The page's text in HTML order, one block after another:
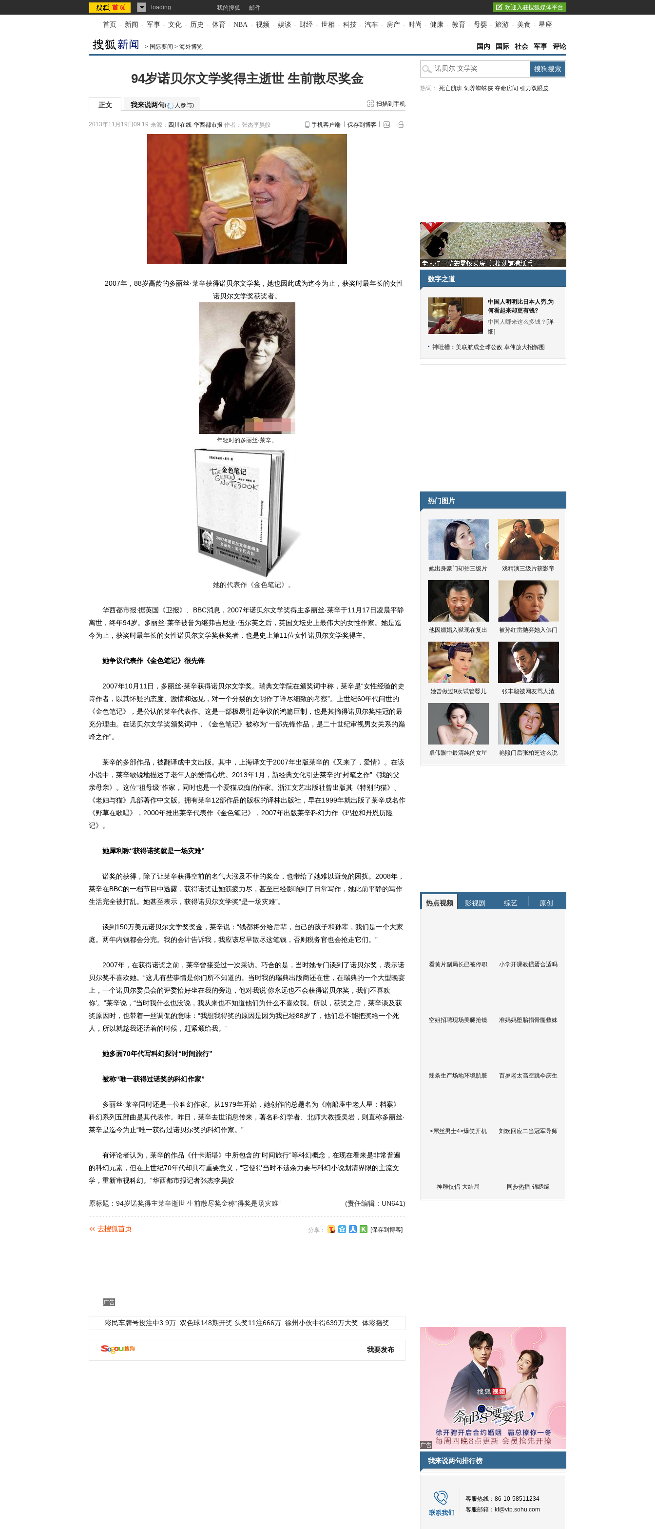
loading... 我的搜狐 邮件 欢迎入驻搜狐媒体平台
首页 - 新闻 - 军事 - 文化 - 历史 - 体育 - NBA - 视频 - 娱谈 - 财经 - 世相 - 科技 - 汽车 - 房产 - 时尚 - 健康 - 教育 - 母婴 - 旅游 - 美食 - 星座
> 国际要闻 > 海外博览 国内 国际 社会 军事 评论
94岁诺贝尔文学奖得主逝世 生前散尽奖金
正文 我来说两句( 人参与) 扫描到手机
2013年11月19日09:19 来源： 四川在线-华西都市报 作者：张杰李昊皎 手机客户端 保存到博客
2007年，88岁高龄的多丽丝·莱辛获得诺贝尔文学奖，她也因此成为迄今为止，获奖时最年长的女性
诺贝尔文学奖获奖者。
年轻时的多丽丝·莱辛。
她的代表作《金色笔记》。
华西都市报:据英国《卫报》、BBC消息，2007年诺贝尔文学奖得主多丽丝·莱辛于11月17日凌晨平静
离世，终年94岁。多丽丝·莱辛被誉为继弗吉尼亚·伍尔芙之后，英国文坛史上最伟大的女性作家。她是迄
今为止，获奖时最年长的女性诺贝尔文学奖获奖者，也是史上第11位女性诺贝尔文学奖得主。
她争议代表作《金色笔记》很先锋
2007年10月11日，多丽丝·莱辛获得诺贝尔文学奖。瑞典文学院在颁奖词中称，莱辛是“女性经验的史
诗作者，以其怀疑的态度、激情和远见，对一个分裂的文明作了详尽细致的考察”。上世纪60年代问世的
《金色笔记》，是公认的莱辛代表作。这是一部极易引起争议的鸿篇巨制，也是其摘得诺贝尔奖桂冠的最
充分理由。在诺贝尔文学奖颁奖词中，《金色笔记》被称为“一部先锋作品，是二十世纪审视男女关系的巅
峰之作”。
莱辛的多部作品，被翻译成中文出版。其中，上海译文于2007年出版莱辛的《又来了，爱情》。在该
小说中，莱辛敏锐地描述了老年人的爱情心境。2013年1月，新经典文化引进莱辛的“封笔之作”《我的父
亲母亲》。这位“祖母级”作家，同时也是一个爱猫成痴的作家。浙江文艺出版社曾出版其《特别的猫》、
《老妇与猫》几部著作中文版。拥有莱辛12部作品的版权的译林出版社，早在1999年就出版了莱辛成名作
《野草在歌唱》，2000年推出莱辛代表作《金色笔记》，2007年出版莱辛科幻力作《玛拉和丹恩历险
记》。
她犀利称“获得诺奖就是一场灾难”
诺奖的获得，除了让莱辛获得空前的名气大涨及不菲的奖金，也带给了她难以避免的困扰。2008年，
莱辛在BBC的一档节目中透露，获得诺奖让她筋疲力尽，甚至已经影响到了日常写作，她此前平静的写作
生活完全被打乱。她甚至表示，获得诺贝尔文学奖“是一场灾难”。
谈到150万美元诺贝尔文学奖奖金，莱辛说：“钱都将分给后辈，自己的孩子和孙辈，我们是一个大家
庭。两年内钱都会分完。我的会计告诉我，我应该尽早散尽这笔钱，否则税务官也会抢走它们。”
2007年，在获得诺奖之前，莱辛曾接受过一次采访。巧合的是，当时她专门谈到了诺贝尔奖，表示诺
贝尔奖不喜欢她。“这儿有些事情是你们所不知道的。当时我的瑞典出版商还在世，在瑞典的一个大型晚宴
上，一个诺贝尔委员会的评委恰好坐在我的旁边，他对我说‘你永远也不会获得诺贝尔奖，我们不喜欢
你’。”莱辛说，“当时我什么也没说，我从来也不知道他们为什么不喜欢我。所以，获奖之后，莱辛谈及获
奖原因时，也带着一丝调侃的意味：“我想我得奖的原因是因为我已经88岁了，他们总不能把奖给一个死
人，所以就趁我还活着的时候，赶紧颁给我。”
她多面70年代写科幻探讨“时间旅行”
被称“唯一获得过诺奖的科幻作家”
多丽丝·莱辛同时还是一位科幻作家。从1979年开始，她创作的总题名为《南船座中老人星：档案》
科幻系列五部曲是其代表作。昨日，莱辛去世消息传来，著名科幻学者、北师大教授吴岩，则直称多丽丝·
莱辛是迄今为止“唯一获得过诺贝尔奖的科幻作家。”
有评论者认为，莱辛的作品《什卡斯塔》中所包含的“时间旅行”等科幻概念，在现在看来是非常普遍
的科幻元素，但在上世纪70年代却具有重要意义，“它使得当时不遗余力要与科幻小说划清界限的主流文
学，重新审视科幻。”华西都市报记者张杰李昊皎
(责任编辑：UN641)
原标题：94岁诺奖得主莱辛逝世 生前散尽奖金称“得奖是场灾难”
分享： [保存到博客]
广告
彩民车牌号投注中3.9万 双色球148期开奖:头奖11注666万 徐州小伙中得639万大奖 体彩摇奖
我要发布
热词： 死亡航班 饲养蜘蛛侠 夺命房间 引力双眼皮
数字之道
中国人明明比日本人穷,为
何看起来却更有钱?
中国人哪来这么多钱？[详
细]
神吐槽： 美联航成全球公敌 卓伟放大招解围
热门图片
她出身豪门却拍三级片 戏精演三级片获影帝
他因嫖娼入狱现在复出 被孙红雷抛弃她入佛门
她曾做过9次试管婴儿 张丰毅被网友骂人渣
卓伟眼中最清纯的女星 艳照门后张柏芝这么说
热点视频 影视剧 综艺 原创
看黄片副局长已被停职 小学开课教掼蛋合适吗
空姐招聘现场美腿抢镜 准妈妈堕胎捐骨髓救妹
辣条生产场地环境肮脏 百岁老太高空跳伞庆生
<屌丝男士4>爆笑开机 刘欢回应二当冠军导师
神雕侠侣-大结局 同步热播-锦绣缘
广告
我来说两句排行榜
客服热线：86-10-58511234
客服邮箱： kf@vip.sohu.com